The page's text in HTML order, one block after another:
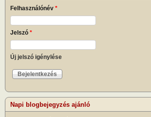
Felhasználónév *
Jelszó *
Új jelszó igénylése
Napi blogbejegyzés ajánló